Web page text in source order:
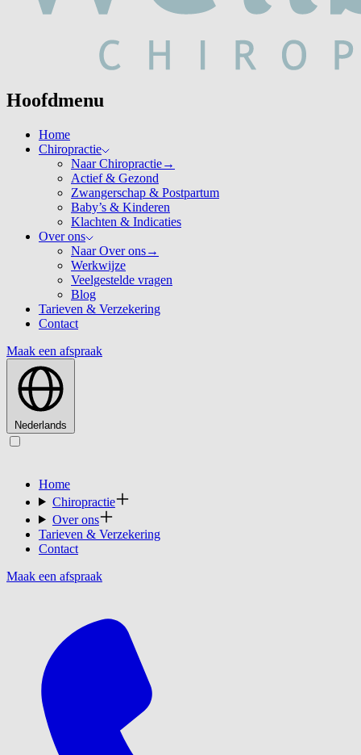
Hoofdmenu
Home
Chiropractie
Naar Chiropractie→
Actief & Gezond
Zwangerschap & Postpartum
Baby’s & Kinderen
Klachten & Indicaties
Over ons
Naar Over ons→
Werkwijze
Veelgestelde vragen
Blog
Tarieven & Verzekering
Contact
Maak een afspraak
Nederlands
Home
Chiropractie
Over ons
Tarieven & Verzekering
Contact
Maak een afspraak